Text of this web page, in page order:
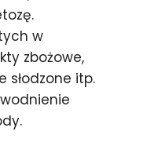
w
zbożowe,
słodzone itp.